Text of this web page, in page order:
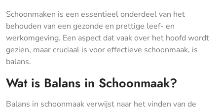
Schoonmaken is een essentieel onderdeel van het
behouden van een gezonde en prettige leef- en
werkomgeving. Een aspect dat vaak over het hoofd wordt
gezien, maar cruciaal is voor effectieve schoonmaak, is
balans.
Wat is Balans in Schoonmaak?
Balans in schoonmaak verwijst naar het vinden van de